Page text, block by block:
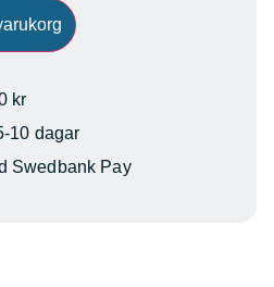
kr
10 dagar
Swedbank Pay